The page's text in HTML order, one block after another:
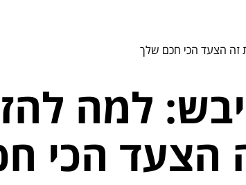
זה הצעד הכי חכם שלך
למה
הצעד הכי